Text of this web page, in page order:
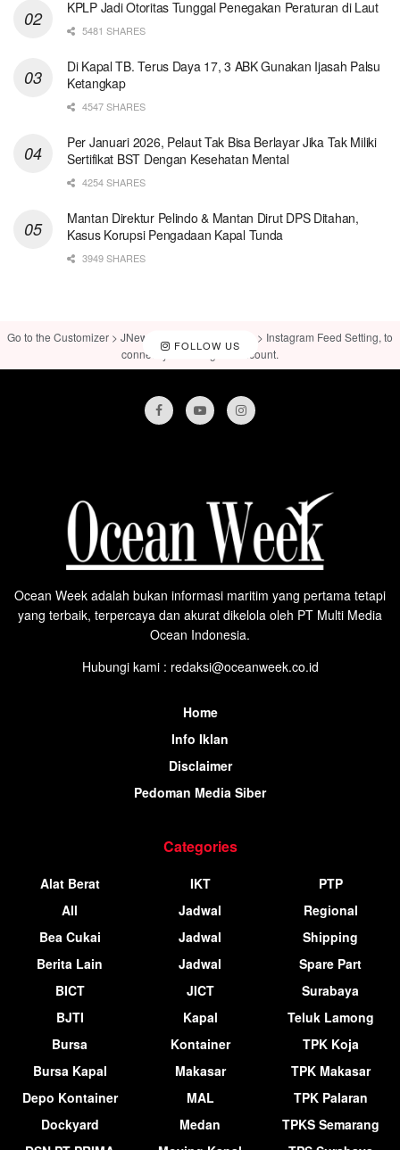
KPLP Jadi Otoritas Tunggal Penegakan Peraturan di Laut
5481 SHARES
Di Kapal TB. Terus Daya 17, 3 ABK Gunakan Ijasah Palsu
Ketangkap
4547 SHARES
Per Januari 2026, Pelaut Tak Bisa Berlayar Jika Tak Miliki
Sertifikat BST Dengan Kesehatan Mental
4254 SHARES
Mantan Direktur Pelindo & Mantan Dirut DPS Ditahan,
Kasus Korupsi Pengadaan Kapal Tunda
3949 SHARES
FOLLOW US
Go to the Customizer > JNews : Social, Like & View > Instagram Feed Setting, to
connect your Instagram account.
Ocean Week adalah bukan informasi maritim yang pertama tetapi
yang terbaik, terpercaya dan akurat dikelola oleh PT Multi Media
Ocean Indonesia.
Hubungi kami : redaksi@oceanweek.co.id
Home
Info Iklan
Disclaimer
Pedoman Media Siber
Categories
Alat Berat
All
Bea Cukai
Berita Lain
BICT
BJTI
Bursa
Bursa Kapal
Depo Kontainer
Dockyard
IKT
Jadwal
Jadwal
Jadwal
JICT
Kapal
Kontainer
Makasar
MAL
Medan
PTP
Regional
Shipping
Spare Part
Surabaya
Teluk Lamong
TPK Koja
TPK Makasar
TPK Palaran
TPKS Semarang